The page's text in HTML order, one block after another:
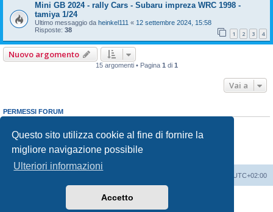
Questo sito utilizza cookie al fine di fornire la
migliore navigazione possibile
Ulteriori informazioni
Accetto
Mini GB 2024 - rally Cars - Subaru impreza WRC 1998 -
tamiya 1/24
Ultimo messaggio da heinkel111 « 12 settembre 2024, 15:58
Risposte: 38 1 2 3 4
Nuovo argomento
15 argomenti • Pagina 1 di 1
Vai a
PERMESSI FORUM
Non puoirispondere negli argomenti
Non puoimodificare i tuoi messaggi
Non puoicancellare i tuoi messaggi
Non puoi
inviare allegati
UTC+02:00
phpBB® Forum Software © phpBB Limited
Traduzione ItalianaphpBB-Italia.it